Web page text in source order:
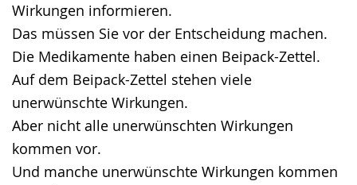
Wirkungen informieren.
Das müssen Sie vor der Entscheidung machen.
Die Medikamente haben einen Beipack-Zettel.
Auf dem Beipack-Zettel stehen viele
unerwünschte Wirkungen.
Aber nicht alle unerwünschten Wirkungen
kommen vor.
Und manche unerwünschte Wirkungen kommen